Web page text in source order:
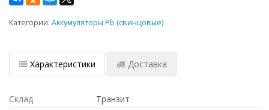
Категории: Аккумуляторы Pb (свинцовые)
Характеристики Доставка
Склад
Транзит